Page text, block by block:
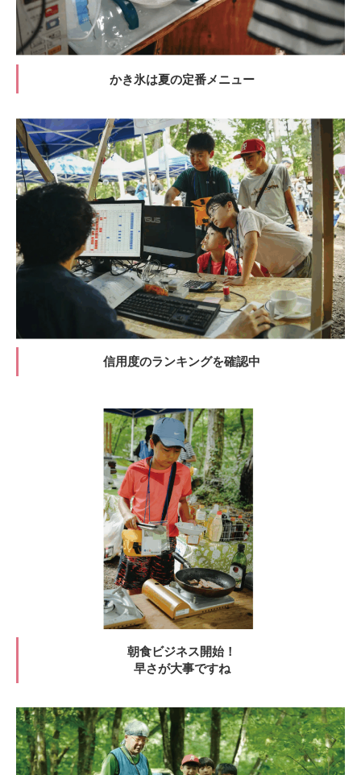
かき氷は夏の定番メニュー
信用度のランキングを確認中
朝食ビジネス開始！
早さが大事ですね